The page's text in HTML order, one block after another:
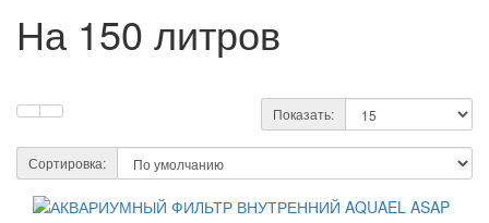
На 150 литров
Показать:
Сортировка: